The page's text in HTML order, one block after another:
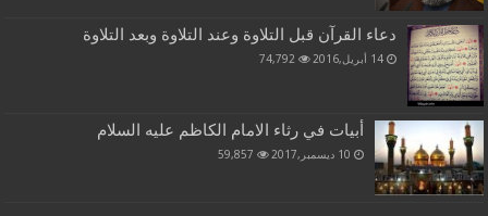
دعاء القرآن قبل التلاوة وعند التلاوة وبعد التلاوة
14 أبريل,2016 74,792
أبيات في رثاء الامام الكاظم عليه السلام
10 ديسمبر,2017 59,857